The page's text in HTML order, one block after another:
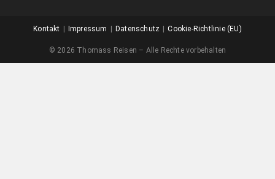
Kontakt Impressum Datenschutz Cookie-Richtlinie (EU)
© 2026 Thomass Reisen – Alle Rechte vorbehalten